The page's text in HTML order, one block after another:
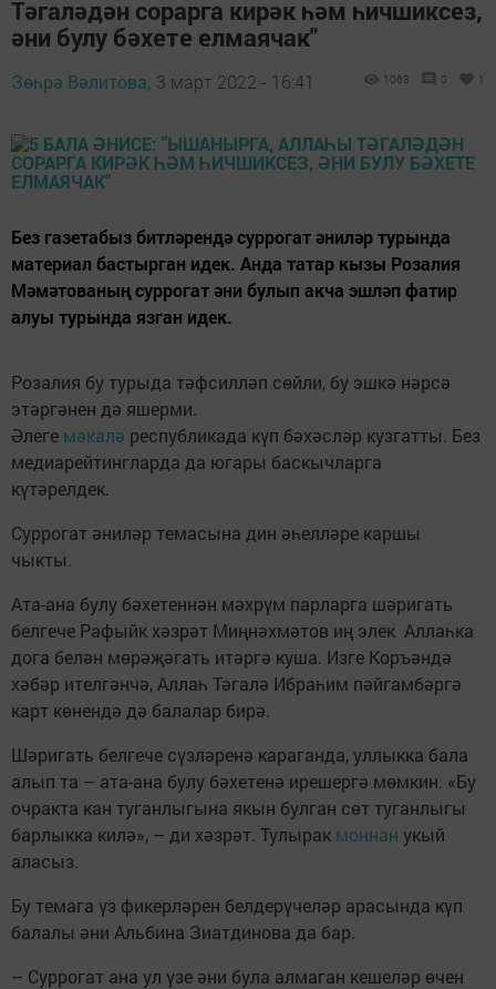
Тәгаләдән сорарга кирәк һәм һичшиксез,
әни булу бәхете елмаячак"
Зөһрә Вәлитова, 3 март 2022 - 16:41 1063 0 1
Без газетабыз битләрендә суррогат әниләр турында
материал бастырган идек. Анда татар кызы Розалия
Мәмәтованың суррогат әни булып акча эшләп фатир
алуы турында язган идек.
Розалия бу турыда тәфсилләп сөйли, бу эшкә нәрсә
этәргәнен дә яшерми.
Әлеге мәкалә республикада күп бәхәсләр кузгатты. Без
медиарейтингларда да югары баскычларга
күтәрелдек.
Суррогат әниләр темасына дин әһелләре каршы
чыкты.
Ата-ана булу бәхетеннән мәхрүм парларга шәригать
белгече Рафыйк хәзрәт Миңнәхмәтов иң элек Аллаһка
дога белән мөрәҗәгать итәргә куша. Изге Коръәндә
хәбәр ителгәнчә, Аллаһ Тәгалә Ибраһим пәйгамбәргә
карт көнендә дә балалар бирә.
Шәригать белгече сүзләренә караганда, уллыкка бала
алып та – ата-ана булу бәхетенә ирешергә мөмкин. «Бу
очракта кан туганлыгына якын булган сөт туганлыгы
барлыкка килә», – ди хәзрәт. Тулырак моннан укый
аласыз.
Бу темага үз фикерләрен белдерүчеләр арасында күп
балалы әни Альбина Зиатдинова да бар.
– Суррогат ана ул үзе әни була алмаган кешеләр өчен